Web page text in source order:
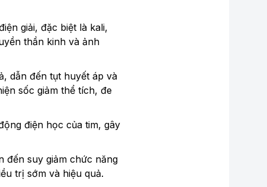
giải, đặc biệt là kali,
thần kinh và ảnh
dẫn đến tụt huyết áp và
sốc giảm thể tích, đe
điện học của tim, gây
đến suy giảm chức năng
trị sớm và hiệu quả.